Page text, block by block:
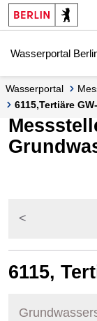
Springe zur
Springe zum Inhalt
Wasserportal
Wasserportal
6115,Tertiäre
6115,